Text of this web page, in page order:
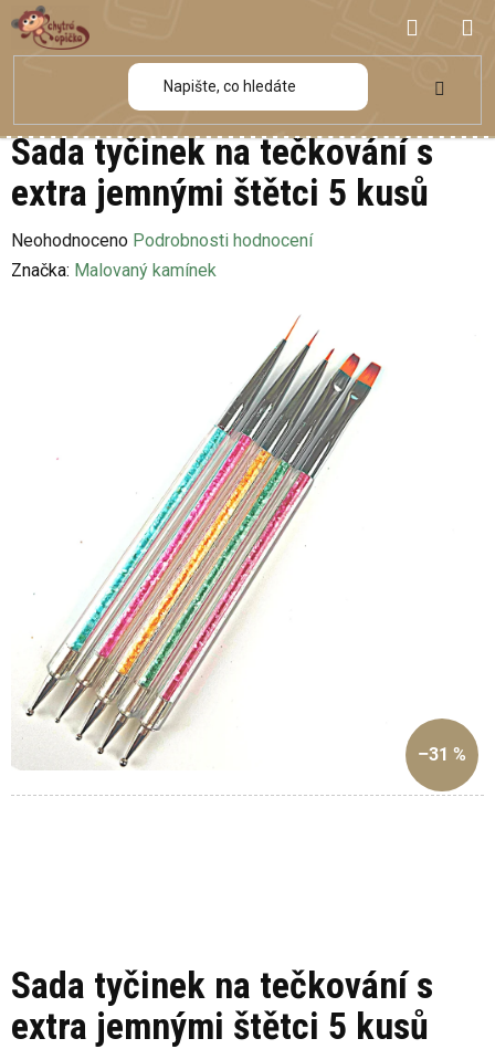
Přejít
na
obsah
KOŠÍK
Sada tyčinek na tečkování s
extra jemnými štětci 5 kusů
Sada tyčinek na tečkování s
extra jemnými štětci 5 kusů
Průměrné
hodnocení
Neohodnoceno Podrobnosti hodnocení
Značka: Malovaný kamínek
–31 %